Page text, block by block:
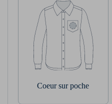
Coeur sur poche